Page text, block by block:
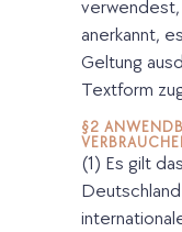
anerkannt,
Geltung
Textform
§2
(1) Es gilt